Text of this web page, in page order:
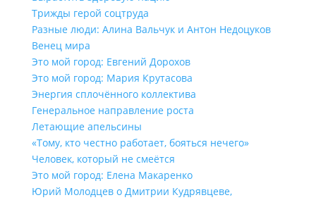
Трижды герой соцтруда
Разные люди: Алина Вальчук и Антон Недоцуков
Венец мира
Это мой город: Евгений Дорохов
Это мой город: Мария Крутасова
Энергия сплочённого коллектива
Генеральное направление роста
Летающие апельсины
«Тому, кто честно работает, бояться нечего»
Человек, который не смеётся
Это мой город: Елена Макаренко
Юрий Молодцев о Дмитрии Кудрявцеве,